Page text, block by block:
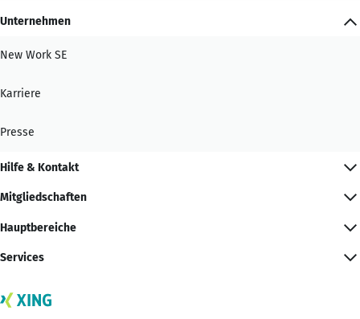
Unternehmen
New Work SE
Karriere
Presse
Hilfe & Kontakt
Mitgliedschaften
Hauptbereiche
Services